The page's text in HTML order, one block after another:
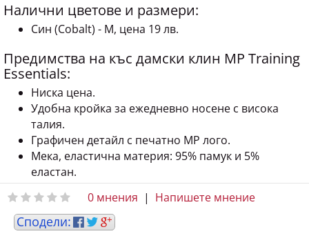
Налични цветове и размери:
Син (Cobalt) - M, цена 19 лв.
Предимства на къс дамски клин MP Training
Essentials:
Ниска цена.
Удобна кройка за ежедневно носене с висока
талия.
Графичен детайл с печатно MP лого.
Мека, еластична материя: 95% памук и 5%
еластан.
0 мнения | Напишете мнение